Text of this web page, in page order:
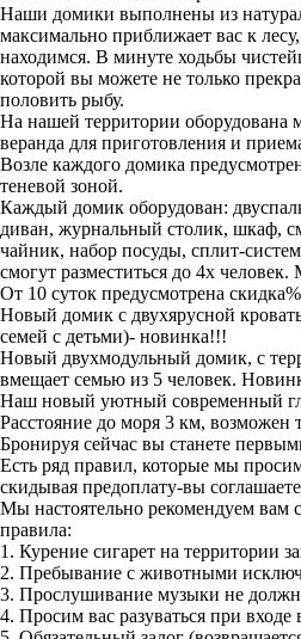
Наши домики выполнены из
максимально приближает вас к
находимся. В минуте ходьбы
которой вы можете не только
половить рыбу.
На нашей территории оборудована
веранда для приготовления и
Возле каждого домика
теневой зоной.
Каждый домик оборудован:
диван, журнальный столик, шкаф,
чайник, набор посуды, сплит-
смогут разместиться до 4х человек.
От 10 суток предусмотрена скидка%
Новый домик с двухярусной
семей с детьми)- новинка!!!
Новый двухмодульный домик, с
вмещает семью из 5 человек.
Наш новый уютный современный
Расстояние до моря 3 км, возможен
Бронируя сейчас вы станете
Есть ряд правил, которые мы
скидывая предоплату-вы
Мы настоятельно рекомендуем вам
правила:
1. Курение сигарет на территории
2. Пребывание с животными
3. Прослушивание музыки не
4. Просим вас разуваться при входе